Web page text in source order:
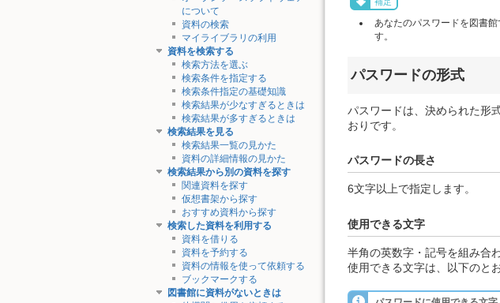
について
資料の検索
マイライブラリの利用
資料を検索する
検索方法を選ぶ
検索条件を指定する
検索条件指定の基礎知識
検索結果が少なすぎるときは
検索結果が多すぎるときは
検索結果を見る
検索結果一覧の見かた
資料の詳細情報の見かた
検索結果から別の資料を探す
関連資料を探す
仮想書架から探す
おすすめ資料から探す
検索した資料を利用する
資料を借りる
資料を予約する
資料の情報を使って依頼する
ブックマークする
図書館に資料がないときは
あなたのパスワードを図書
す。
パスワードの形式
パスワードは、決められた形
おりです。
パスワードの長さ
6文字以上で指定します。
使用できる文字
半角の英数字・記号を組み合
使用できる文字は、以下のと